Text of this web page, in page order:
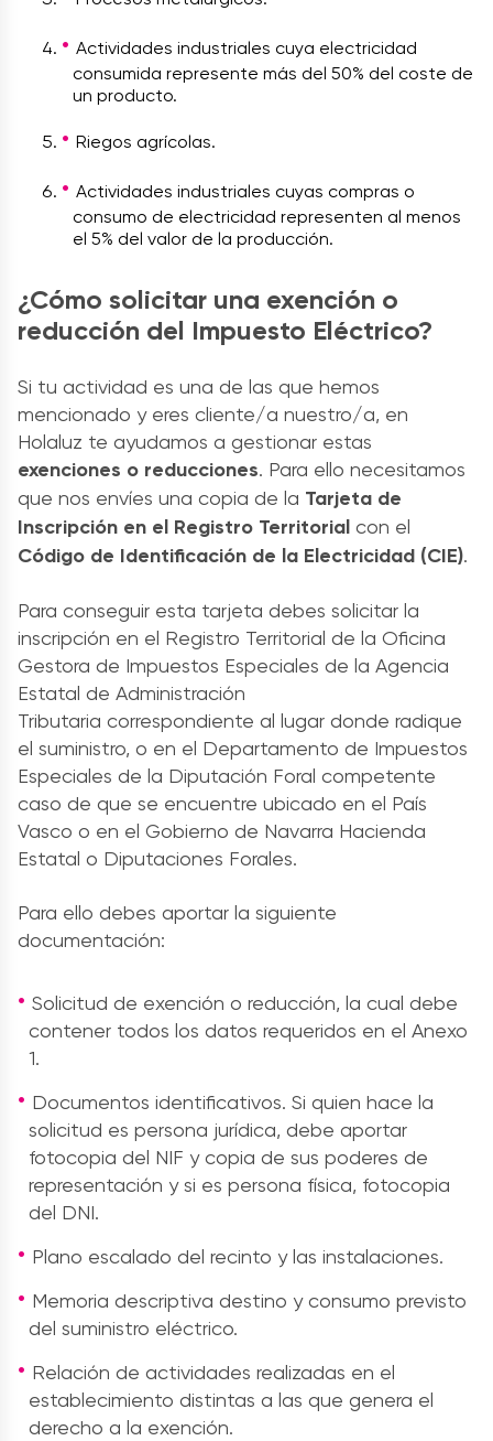
Actividades industriales cuya electricidad
consumida represente más del 50% del coste de
un producto.
Riegos agrícolas.
Actividades industriales cuyas compras o
consumo de electricidad representen al menos
el 5% del valor de la producción.
¿Cómo solicitar una exención o
reducción del Impuesto Eléctrico?
Si tu actividad es una de las que hemos
mencionado y eres cliente/a nuestro/a, en
Holaluz te ayudamos a gestionar estas
exenciones o reducciones. Para ello necesitamos
que nos envíes una copia de la Tarjeta de
Inscripción en el Registro Territorial con el
Código de Identificación de la Electricidad (CIE).
Para conseguir esta tarjeta debes solicitar la
inscripción en el Registro Territorial de la Oficina
Gestora de Impuestos Especiales de la Agencia
Estatal de Administración
Tributaria correspondiente al lugar donde radique
el suministro, o en el Departamento de Impuestos
Especiales de la Diputación Foral competente
caso de que se encuentre ubicado en el País
Vasco o en el Gobierno de Navarra Hacienda
Estatal o Diputaciones Forales.
Para ello debes aportar la siguiente
documentación:
Solicitud de exención o reducción, la cual debe
contener todos los datos requeridos en el Anexo
1.
Documentos identificativos. Si quien hace la
solicitud es persona jurídica, debe aportar
fotocopia del NIF y copia de sus poderes de
representación y si es persona física, fotocopia
del DNI.
Plano escalado del recinto y las instalaciones.
Memoria descriptiva destino y consumo previsto
del suministro eléctrico.
Relación de actividades realizadas en el
establecimiento distintas a las que genera el
derecho a la exención.